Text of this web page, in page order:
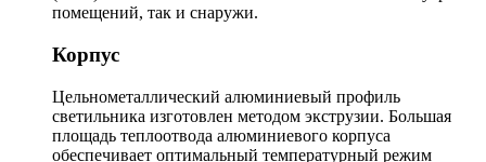
помещений, так и снаружи.
Корпус
Цельнометаллический алюминиевый профиль
светильника изготовлен методом экструзии. Большая
площадь теплоотвода алюминиевого корпуса
обеспечивает оптимальный температурный режим